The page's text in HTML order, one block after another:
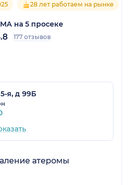
28 лет работаем на рынке
на 5 просеке
177 отзывов
я, д 99Б
атеромы